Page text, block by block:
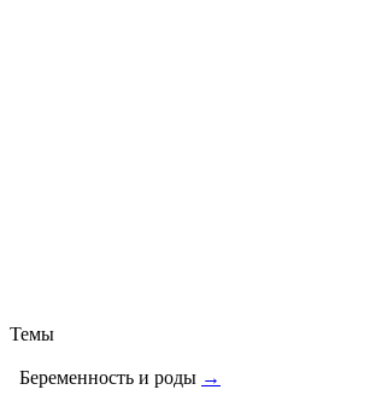
Темы
Беременность и роды →